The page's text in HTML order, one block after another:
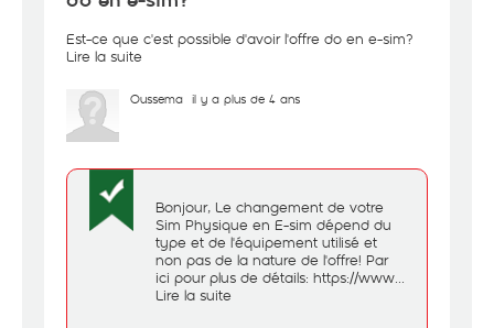
Est-ce que c'est possible d'avoir l'offre do en e-sim?
Lire la suite
Oussema il y a plus de 4 ans
Bonjour, Le changement de votre
Sim Physique en E-sim dépend du
type et de l'équipement utilisé et
non pas de la nature de l'offre! Par
ici pour plus de détails: https://www...
Lire la suite